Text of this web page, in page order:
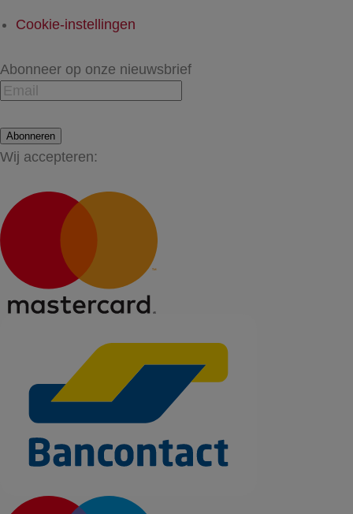
Cookie-instellingen
Abonneer op onze nieuwsbrief
Abonneren
Wij accepteren: